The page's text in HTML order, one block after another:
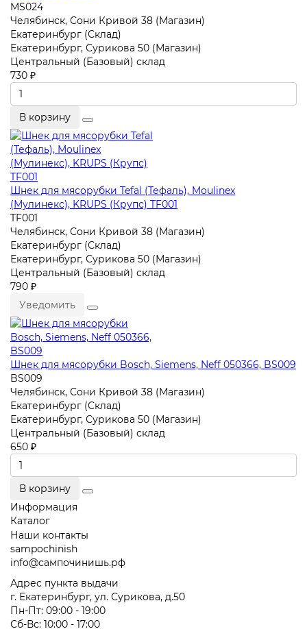
MS024
Челябинск, Сони Кривой 38 (Магазин)
Екатеринбург (Склад)
Екатеринбург, Сурикова 50 (Магазин)
Центральный (Базовый) склад
730 ₽
В корзину
Шнек для мясорубки Tefal (Тефаль), Moulinex
(Мулинекс), KRUPS (Крупс) TF001
TF001
Челябинск, Сони Кривой 38 (Магазин)
Екатеринбург (Склад)
Екатеринбург, Сурикова 50 (Магазин)
Центральный (Базовый) склад
790 ₽
Уведомить
Шнек для мясорубки Bosch, Siemens, Neff 050366, BS009
BS009
Челябинск, Сони Кривой 38 (Магазин)
Екатеринбург (Склад)
Екатеринбург, Сурикова 50 (Магазин)
Центральный (Базовый) склад
650 ₽
В корзину
Информация
Каталог
Наши контакты
sampochinish
info@сампочинишь.рф
Адрес пункта выдачи
г. Екатеринбург, ул. Сурикова, д.50
Пн-Пт: 09:00 - 19:00
Сб-Вс: 10:00 - 17:00